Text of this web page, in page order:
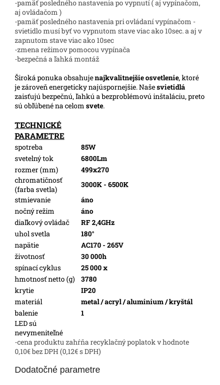
-pamäť posledného nastavenia po vypnutí ( aj vypínačom,
aj ovládačom )
-pamäť posledného nastavenia pri ovládaní vypínačom -
svietidlo musí byť vo vypnutom stave viac ako 10sec. a aj v
zapnutom stave viac ako 10sec
-zmena režimov pomocou vypínača
-bezpečná a ľahká montáž
Široká ponuka obsahujenajkvalitnejšie osvetlenie, ktoré
je zároveň energeticky najúspornejšie. Našesvietidlá
zaisťujú bezpečnú, ľahkú a bezproblémovú inštaláciu, preto
sú obľúbené na celom svete.
TECHNICKÉ
PARAMETRE
spotreba
85W
svetelný tok
6800Lm
rozmer (mm)
499x270
chromatičnosť
(farba svetla)
3000K - 6500K
stmievanie
áno
nočný režim
áno
diaľkový ovládač
RF 2,4GHz
uhol svetla
180°
napätie
AC170 - 265V
životnosť
30 000h
spínací cyklus
25 000 x
hmotnosť netto (g)
3780
krytie
IP20
materiál
metal / acryl / aluminium / kryštál
balenie
1
LED sú
nevymeniteľné
-cena produktu zahŕňa recyklačný poplatok v hodnote
0,10€ bez DPH (0,12€ s DPH)
Dodatočné parametre